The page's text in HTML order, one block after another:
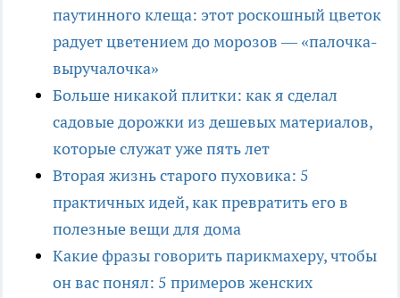
паутинного клеща: этот роскошный цветок
радует цветением до морозов — «палочка-
выручалочка»
Больше никакой плитки: как я сделал
садовые дорожки из дешевых материалов,
которые служат уже пять лет
Вторая жизнь старого пуховика: 5
практичных идей, как превратить его в
полезные вещи для дома
Какие фразы говорить парикмахеру, чтобы
он вас понял: 5 примеров женских